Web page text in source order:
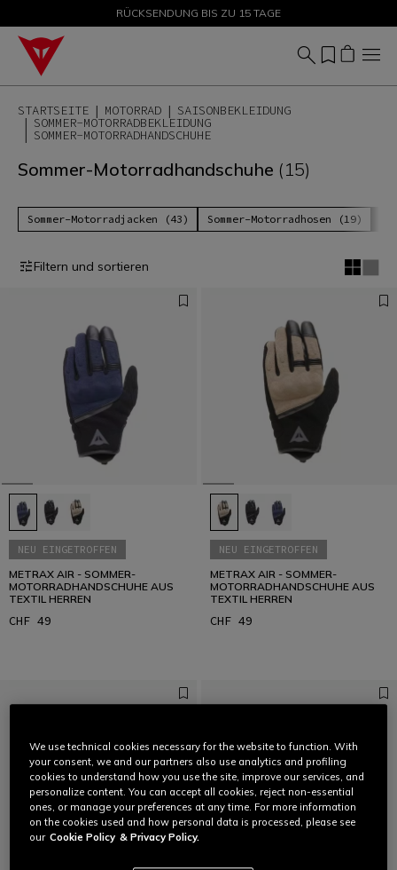
SALE BIS ZU -50 % – JETZT SHOPPEN
RÜCKSENDUNG BIS ZU 15 TAGE
STARTSEITE MOTORRAD SAISONBEKLEIDUNG
SOMMER-MOTORRADBEKLEIDUNG
SOMMER-MOTORRADHANDSCHUHE
Sommer-Motorradhandschuhe (15)
Sommer-Motorradjacken (43) Sommer-Motorradhosen (19)
Filtern und sortieren
NEU EINGETROFFEN
METRAX AIR - SOMMER-
MOTORRADHANDSCHUHE AUS
TEXTIL HERREN
CHF 49
NEU EINGETROFFEN
METRAX AIR - SOMMER-
MOTORRADHANDSCHUHE AUS
TEXTIL HERREN
CHF 49
We use technical cookies necessary for the website to function. With
your consent, we and our partners also use analytics and profiling
cookies to understand how you use the site, improve our services, and
personalize content. You can accept all cookies, reject non-essential
ones, or manage your preferences at any time. For more information
on the cookies used and how personal data is processed, please see
our Cookie Policy & Privacy Policy.